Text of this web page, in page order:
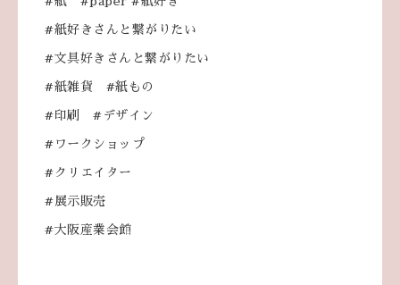
#紙好きさんと繋がりたい
#文具好きさんと繋がりたい
#紙雑貨 #紙もの
#印刷 #デザイン
#ワークショップ
#クリエイター
#展示販売
#大阪産業会館